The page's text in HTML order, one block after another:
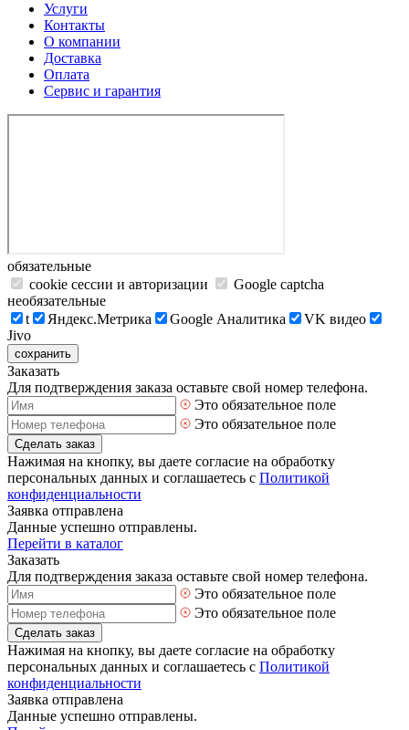
Услуги
Контакты
О компании
Доставка
Оплата
Сервис и гарантия
обязательные
cookie сессии и авторизации
Google captcha
необязательные
t
Яндекс.Метрика Google Аналитика
VK видео
Jivo
сохранить
Заказать
Для подтверждения заказа оставьте свой номер телефона.
Это обязательное поле
Это обязательное поле
Сделать заказ
Нажимая на кнопку, вы даете согласие на обработку
персональных данных и соглашаетесь с Политикой
конфиденциальности
Заявка отправлена
Данные успешно отправлены.
Перейти в каталог
Заказать
Для подтверждения заказа оставьте свой номер телефона.
Это обязательное поле
Это обязательное поле
Сделать заказ
Нажимая на кнопку, вы даете согласие на обработку
персональных данных и соглашаетесь с Политикой
конфиденциальности
Заявка отправлена
Данные успешно отправлены.